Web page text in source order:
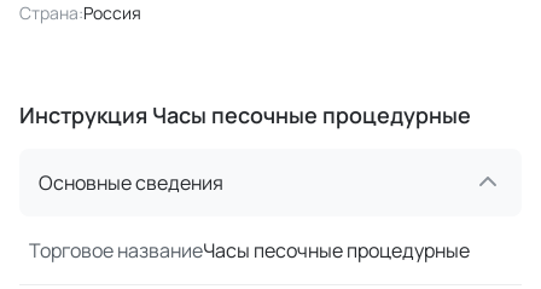
Страна:Россия
Инструкция Часы песочные процедурные
Основные сведения
Торговое названиеЧасы песочные процедурные